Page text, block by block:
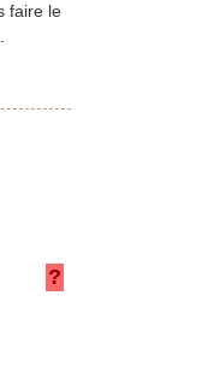
faire le
?